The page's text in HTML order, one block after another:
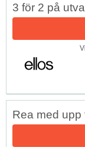
3 för 2 på
Rea med upp